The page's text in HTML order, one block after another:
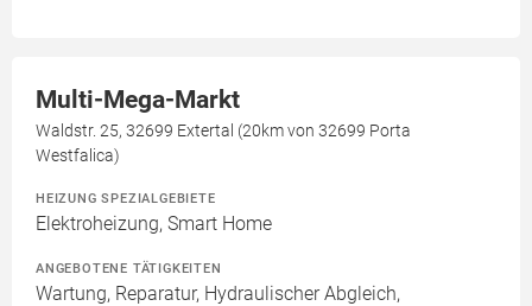
Multi-Mega-Markt
Waldstr. 25, 32699 Extertal (20km von 32699 Porta
Westfalica)
HEIZUNG SPEZIALGEBIETE
Elektroheizung, Smart Home
ANGEBOTENE TÄTIGKEITEN
Wartung, Reparatur, Hydraulischer Abgleich,